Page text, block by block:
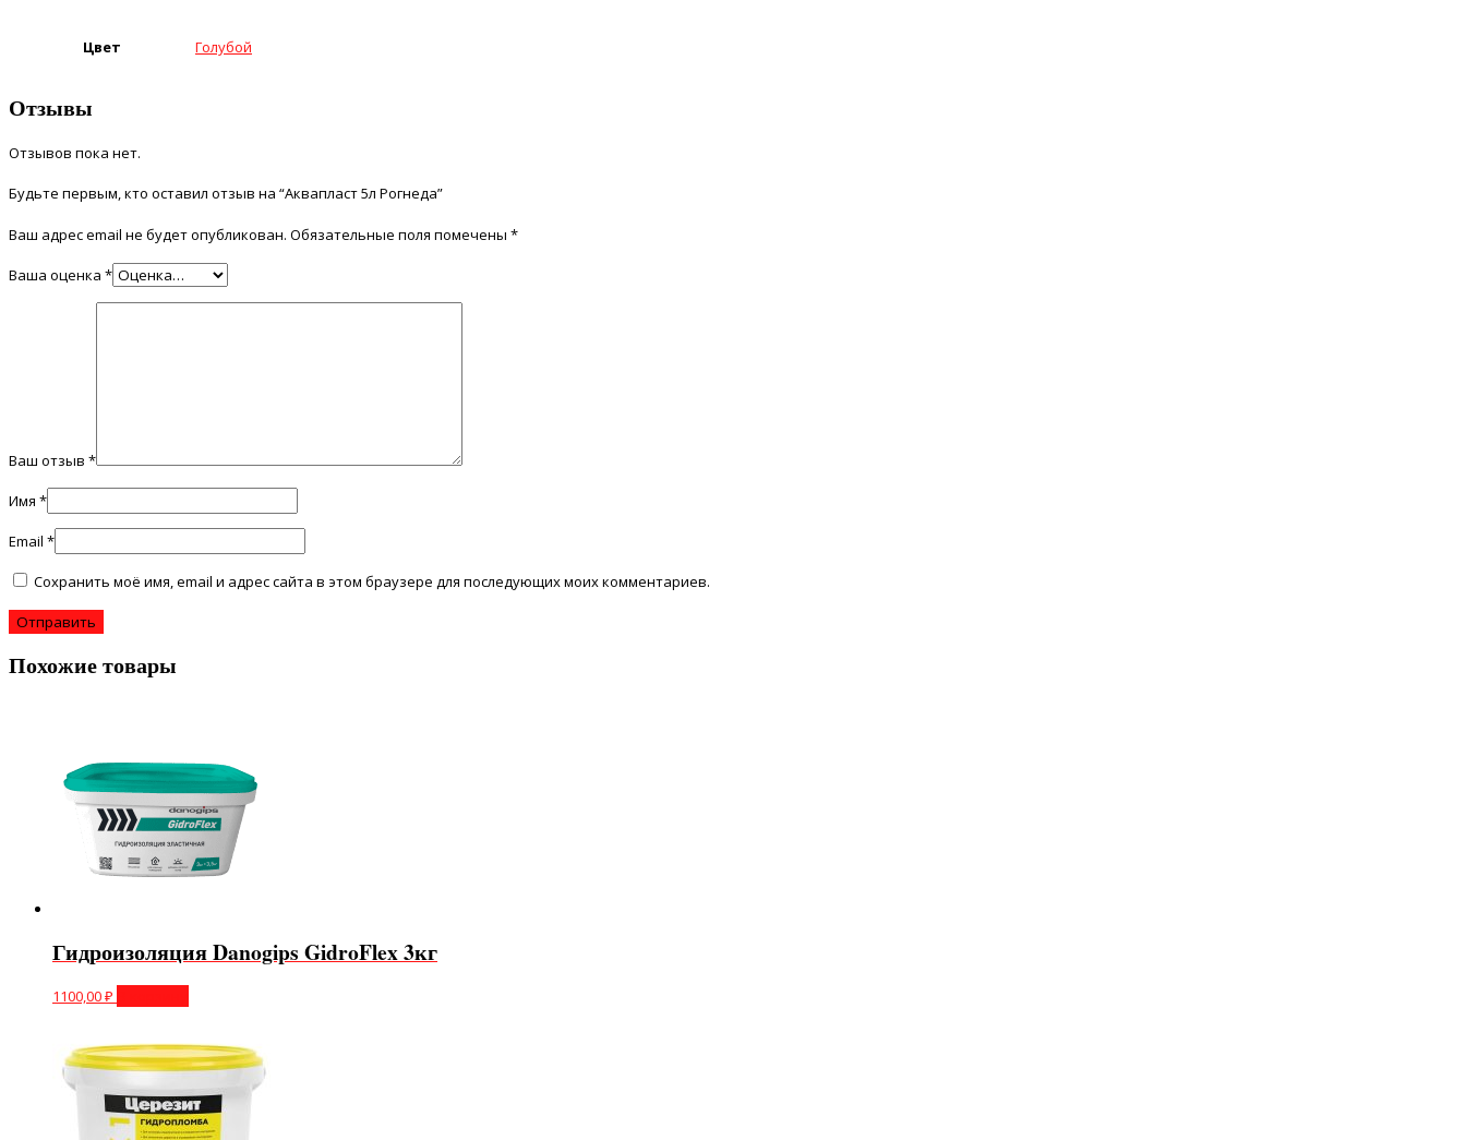
Цвет Голубой
Отзывы
Отзывов пока нет.
Будьте первым, кто оставил отзыв на “Аквапласт 5л Рогнеда”
Ваш адрес email не будет опубликован. Обязательные поля помечены *
Ваша оценка *
Ваш отзыв *
Имя *
Email *
Сохранить моё имя, email и адрес сайта в этом браузере для последующих моих комментариев.
Похожие товары
Гидроизоляция Danogips GidroFlex 3кг
1100,00₽